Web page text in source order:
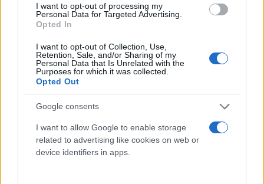
I want to opt-out of processing my
Personal Data for Targeted Advertising.
Opted In
I want to opt-out of Collection, Use,
Retention, Sale, and/or Sharing of my
Personal Data that Is Unrelated with the
Purposes for which it was collected.
Opted Out
Google consents
I want to allow Google to enable storage
related to advertising like cookies on web or
device identifiers in apps.
01.06.2026 18:14